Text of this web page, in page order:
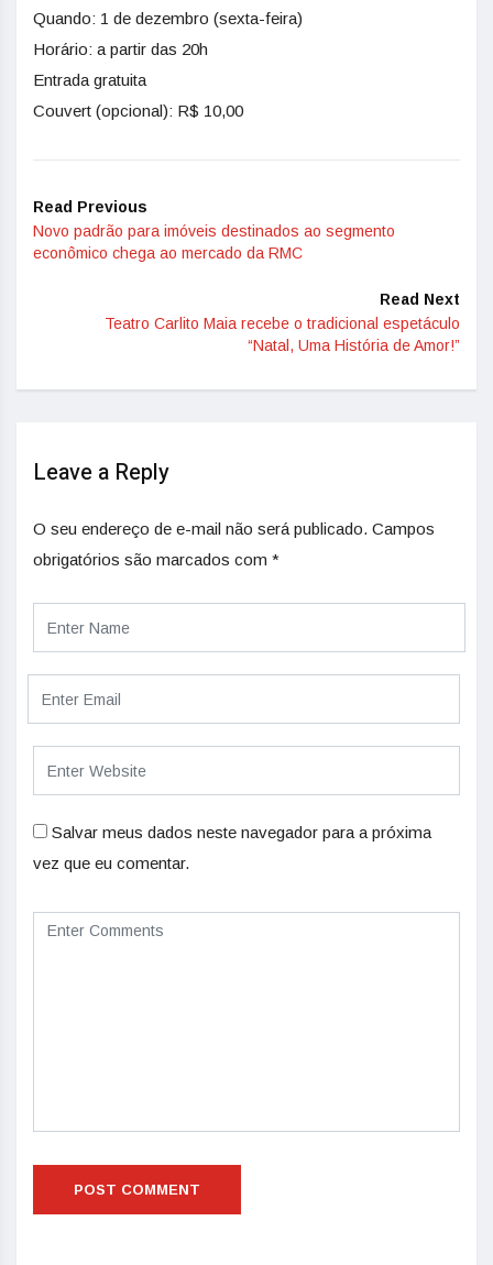
Quando: 1 de dezembro (sexta-feira)
Horário: a partir das 20h
Entrada gratuita
Couvert (opcional): R$ 10,00
Read Previous
Novo padrão para imóveis destinados ao segmento
econômico chega ao mercado da RMC
Read Next
Teatro Carlito Maia recebe o tradicional espetáculo
“Natal, Uma História de Amor!”
Leave a Reply
O seu endereço de e-mail não será publicado. Campos
obrigatórios são marcados com *
Salvar meus dados neste navegador para a próxima
vez que eu comentar.